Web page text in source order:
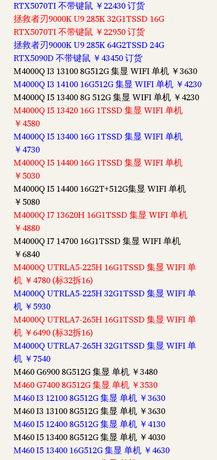
RTX5070TI 不带键鼠 ￥22430 订货
拯救者刃9000K U9 285K 32G1TSSD 16G
RTX5070TI 不带键鼠 ￥22950 订货
拯救者刃9000K U9 285K 64G2TSSD 24G
RTX5090D 不带键鼠 ￥43450 订货
M4000Q I3 13100 8G512G 集显 WIFI 单机 ￥3630
M4000Q I3 14100 16G512G 集显 WIFI 单机 ￥4230
M4000Q I5 13400 8G 512G 集显 WIFI 单机 ￥4230
M4000Q I5 13420 16G 1TSSD 集显 WIFI 单机
￥4580
M4000Q I5 13400 16G 1TSSD 集显 WIFI 单机
￥4730
M4000Q I5 14400 16G 1TSSD 集显 WIFI 单机
￥5030
M4000Q I5 14400 16G2T+512G集显 WIFI 单机
￥5080
M4000Q I7 13620H 16G1TSSD 集显 WIFI 单机
￥4880
M4000Q I7 14700 16G1TSSD 集显 WIFI 单机
￥6840
M4000Q UTRLA5-225H 16G1TSSD 集显 WIFI 单
机 ￥4780 (标32拆16)
M4000Q UTRLA5-225H 32G1TSSD 集显 WIFI 单
机 ￥5930
M4000Q UTRLA7-265H 16G1TSSD 集显 WIFI 单
机 ￥6490 (标32拆16)
M4000Q UTRLA7-265H 32G1TSSD 集显 WIFI 单
机 ￥7540
M460 G6900 8G512G 集显 单机 ￥3480
M460 G7400 8G512G 集显 单机 ￥3530
M460 I3 12100 8G512G 集显 单机 ￥3630
M460 I3 13100 8G512G 集显 单机 ￥3630
M460 I5 12400 8G512G 集显 单机 ￥4130
M460 I5 13400 8G512G 集显 单机 ￥4030
M460 I5 13400 16G512G 集显 单机 ￥4630